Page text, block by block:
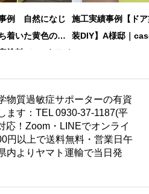
例 自然になじ
着いた黄色の安
塗料でDIY｜ワイ
施工実績事例【ド
装DIY】A様邸｜
物質過敏症サポーターの有資
ます：TEL 0930-37-1187(平
！Zoom・LINEでオンライ
以上で送料無料・営業日午
内よりヤマト運輸で当日発